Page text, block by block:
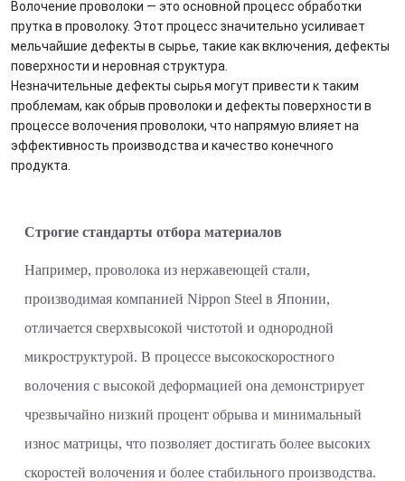
Волочение проволоки — это основной процесс обработки
прутка в проволоку. Этот процесс значительно усиливает
мельчайшие дефекты в сырье, такие как включения, дефекты
поверхности и неровная структура.
Незначительные дефекты сырья могут привести к таким
проблемам, как обрыв проволоки и дефекты поверхности в
процессе волочения проволоки, что напрямую влияет на
эффективность производства и качество конечного
продукта.
Строгие стандарты отбора материалов
Например, проволока из нержавеющей стали,
производимая компанией Nippon Steel в Японии,
отличается сверхвысокой чистотой и однородной
микроструктурой. В процессе высокоскоростного
волочения с высокой деформацией она демонстрирует
чрезвычайно низкий процент обрыва и минимальный
износ матрицы, что позволяет достигать более высоких
скоростей волочения и более стабильного производства.